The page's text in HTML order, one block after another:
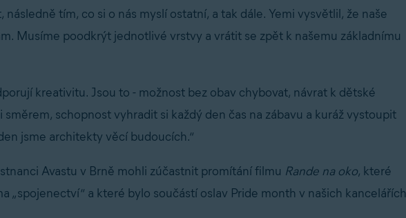
tím, co si o nás myslí ostatní, a tak dále. Yemi vysvětlil, že naše
Musíme poodkrýt jednotlivé vrstvy a vrátit se zpět k našemu základnímu
kreativitu. Jsou to - možnost bez obav chybovat, návrat k dětské
schopnost vyhradit si každý den čas na zábavu a kuráž vystoupit
jsme architekty věcí budoucích.“
Avastu v Brně mohli zúčastnit promítání filmu Rande na oko, které
„spojenectví“ a které bylo součástí oslav Pride month v našich kancelářích